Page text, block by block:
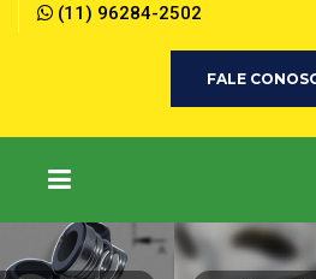
(11) 96284-2502
FALE